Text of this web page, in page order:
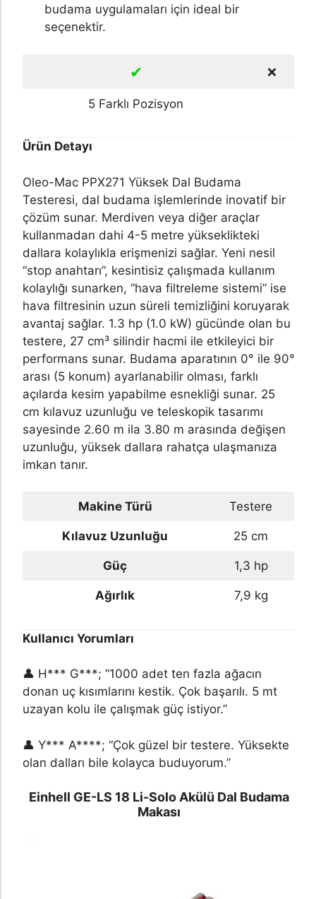
budama uygulamaları için ideal bir
seçenektir.
✔ ❌
5 Farklı Pozisyon
Ürün Detayı
Oleo-Mac PPX271 Yüksek Dal Budama
Testeresi, dal budama işlemlerinde inovatif bir
çözüm sunar. Merdiven veya diğer araçlar
kullanmadan dahi 4-5 metre yükseklikteki
dallara kolaylıkla erişmenizi sağlar. Yeni nesil
“stop anahtarı”, kesintisiz çalışmada kullanım
kolaylığı sunarken, “hava filtreleme sistemi” ise
hava filtresinin uzun süreli temizliğini koruyarak
avantaj sağlar. 1.3 hp (1.0 kW) gücünde olan bu
testere, 27 cm³ silindir hacmi ile etkileyici bir
performans sunar. Budama aparatının 0° ile 90°
arası (5 konum) ayarlanabilir olması, farklı
açılarda kesim yapabilme esnekliği sunar. 25
cm kılavuz uzunluğu ve teleskopik tasarımı
sayesinde 2.60 m ila 3.80 m arasında değişen
uzunluğu, yüksek dallara rahatça ulaşmanıza
imkan tanır.
Makine Türü Testere
Kılavuz Uzunluğu 25 cm
Güç 1,3 hp
Ağırlık 7,9 kg
Kullanıcı Yorumları
👤 H*** G***; “1000 adet ten fazla ağacın
donan uç kısımlarını kestik. Çok başarılı. 5 mt
uzayan kolu ile çalışmak güç istiyor.”
👤 Y*** A****; “Çok güzel bir testere. Yüksekte
olan dalları bile kolayca buduyorum.”
Einhell GE-LS 18 Li-Solo Akülü Dal Budama
Makası